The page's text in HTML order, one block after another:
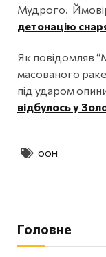
Мудрого.
детонацію
Як повідомляв
масованого
під ударом
відбулось у
ООН
Головне